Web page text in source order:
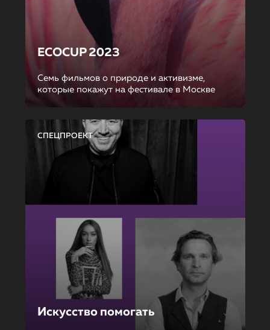
ECOCUP 2023
Семь фильмов о природе и активизме,
которые покажут на фестивале в Москве
СПЕЦПРОЕКТ
Искусство помогать